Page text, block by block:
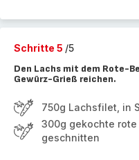
Schritte 5 /5
Den Lachs mit dem Rote-
Gewürz-Grieß reichen.
750g Lachsfilet, in
300g gekochte
geschnitten